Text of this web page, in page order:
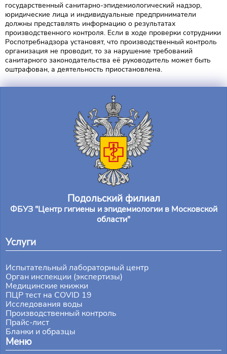
государственный санитарно-эпидемиологический надзор,
юридические лица и индивидуальные предприниматели
должны представлять информацию о результатах
производственного контроля. Если в ходе проверки сотрудники
Роспотребнадзора установят, что производственный контроль
организация не проводит, то за нарушение требований
санитарного законодательства её руководитель может быть
оштрафован, а деятельность приостановлена.
Подольский филиал
ФБУЗ "Центр гигиены и эпидемиологии в Московской
области"
Услуги
Испытательный лабораторный центр
Орган инспекции (экспертизы)
Медицинские книжки
ПЦР тест на COVID 19
Исследования воды
Производственный контроль
Прайс-лист
Бланки и образцы
Меню